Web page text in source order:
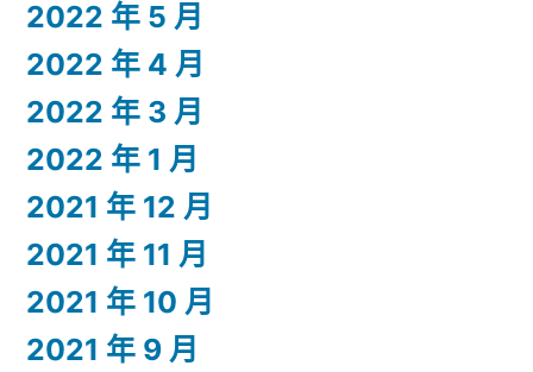
2022 年 5 月
2022 年 4 月
2022 年 3 月
2022 年 1 月
2021 年 12 月
2021 年 11 月
2021 年 10 月
2021 年 9 月